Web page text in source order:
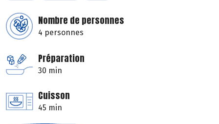
Nombre de personnes
4 personnes
Préparation
30 min
Cuisson
45 min